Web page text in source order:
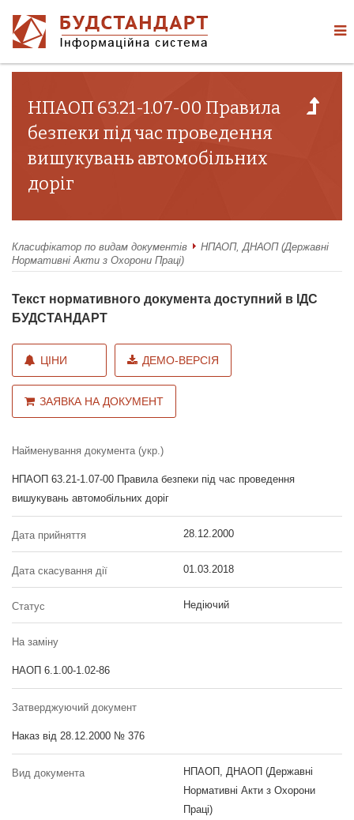
НПАОП 63.21-1.07-00 Правила
безпеки під час проведення
вишукувань автомобільних
доріг
Класифікатор по видам документів
НПАОП, ДНАОП (Державні
Нормативні Акти з Охорони Праці)
Текст нормативного документа доступний в ІДС
БУДСТАНДАРТ
ЦІНИ ДЕМО-ВЕРСІЯ
ЗАЯВКА НА ДОКУМЕНТ
Найменування документа (укр.)
НПАОП 63.21-1.07-00 Правила безпеки під час проведення
вишукувань автомобільних доріг
Дата прийняття 28.12.2000
Дата скасування дії 01.03.2018
Статус Недіючий
На заміну
НАОП 6.1.00-1.02-86
Затверджуючий документ
Наказ від 28.12.2000 № 376
Вид документа
НПАОП, ДНАОП (Державні
Нормативні Акти з Охорони
Праці)